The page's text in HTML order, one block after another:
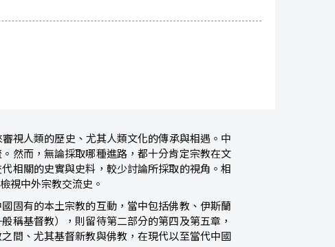
視人類的歷史、尤其人類文化的傳承與相遇。中
然而，無論採取哪種進路，都十分肯定宗教在文
相關的史實與史料，較少討論所採取的視角。相
視中外宗教交流史。
固有的本土宗教的互動，當中包括佛教、伊斯蘭
稱基督教），則留待第二部分的第四及第五章，
間、尤其基督新教與佛教，在現代以至當代中國